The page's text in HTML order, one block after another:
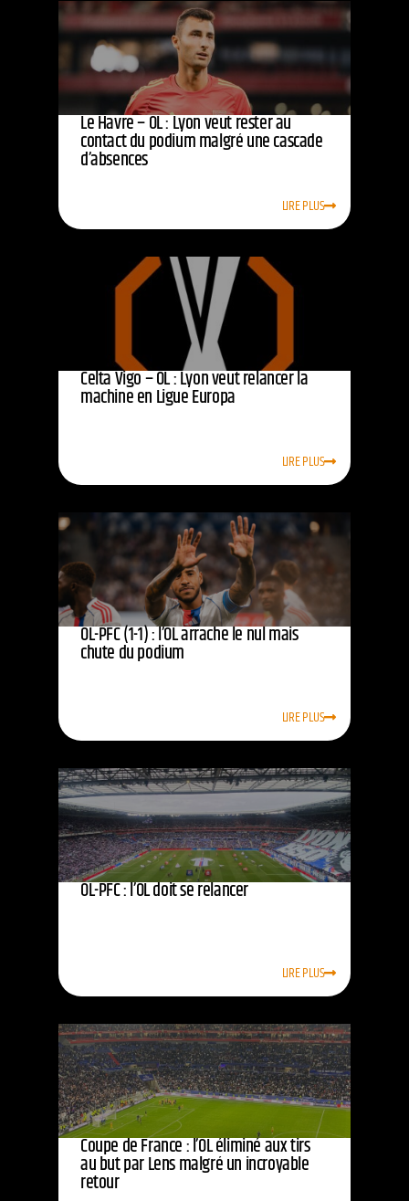
Le Havre – OL : Lyon veut rester au
contact du podium malgré une cascade
d’absences
LIRE PLUS
Celta Vigo – OL : Lyon veut relancer la
machine en Ligue Europa
LIRE PLUS
OL-PFC (1-1) : l’OL arrache le nul mais
chute du podium
LIRE PLUS
OL-PFC : l’OL doit se relancer
LIRE PLUS
Coupe de France : l’OL éliminé aux tirs
au but par Lens malgré un incroyable
retour